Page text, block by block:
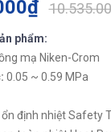
phẩm:
mạ Niken-Crom
0.05 ~ 0.59 MPa
ổn định nhiệt Safety